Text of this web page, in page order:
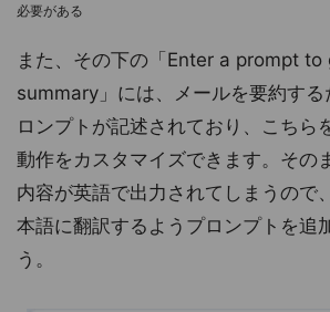
必要がある
また、その下の「Enter a prompt
summary」には、メールを要約す
ロンプトが記述されており、こちら
動作をカスタマイズできます。その
内容が英語で出力されてしまうので
本語に翻訳するようプロンプトを追
う。